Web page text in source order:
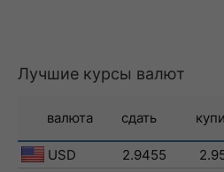
Лучшие курсы валют
валюта сдать
USD 2.9455